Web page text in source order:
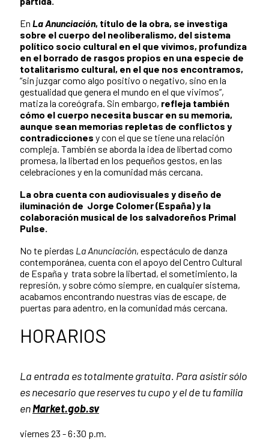
En La Anunciación, título de la obra, se investiga
sobre el cuerpo del neoliberalismo, del sistema
político socio cultural en el que vivimos, profundiza
en el borrado de rasgos propios en una especie de
totalitarismo cultural, en el que nos encontramos,
“sin juzgar como algo positivo o negativo, sino en la
gestualidad que genera el mundo en el que vivimos”,
matiza la coreógrafa. Sin embargo, refleja también
cómo el cuerpo necesita buscar en su memoria,
aunque sean memorias repletas de conflictos y
contradicciones y con el que se tiene una relación
compleja. También se aborda la idea de libertad como
promesa, la libertad en los pequeños gestos, en las
celebraciones y en la comunidad más cercana.
La obra cuenta con audiovisuales y diseño de
iluminación de Jorge Colomer (España) y la
colaboración musical de los salvadoreños Primal
Pulse.
No te pierdas La Anunciación, espectáculo de danza
contemporánea, cuenta con el apoyo del Centro Cultural
de España y trata sobre la libertad, el sometimiento, la
represión, y sobre cómo siempre, en cualquier sistema,
acabamos encontrando nuestras vías de escape, de
puertas para adentro, en la comunidad más cercana.
HORARIOS
La entrada es totalmente gratuita. Para asistir sólo
es necesario que reserves tu cupo y el de tu familia
enMarket.gob.sv
viernes 23 - 6:30 p.m.